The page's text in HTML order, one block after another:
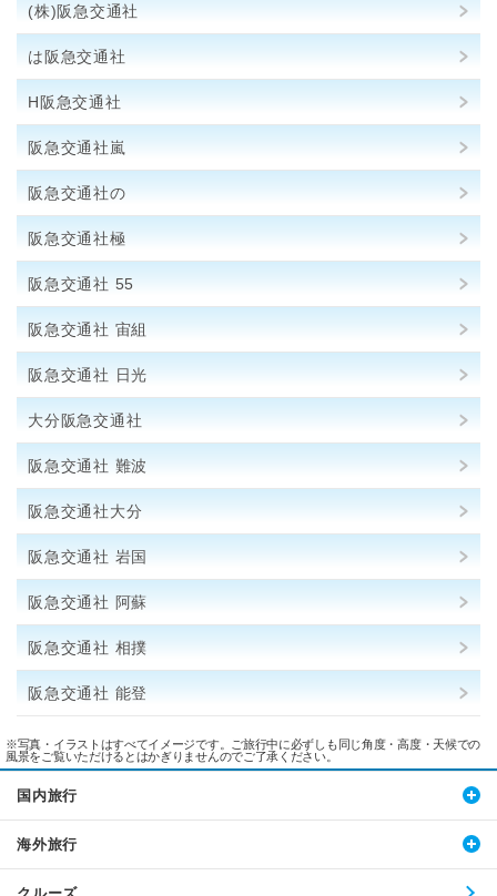
(株)阪急交通社
は阪急交通社
H阪急交通社
阪急交通社嵐
阪急交通社の
阪急交通社極
阪急交通社 55
阪急交通社 宙組
阪急交通社 日光
大分阪急交通社
阪急交通社 難波
阪急交通社大分
阪急交通社 岩国
阪急交通社 阿蘇
阪急交通社 相撲
阪急交通社 能登
※写真・イラストはすべてイメージです。ご旅行中に必ずしも同じ角度・高度・天候での
風景をご覧いただけるとはかぎりませんのでご了承ください。
国内旅行
海外旅行